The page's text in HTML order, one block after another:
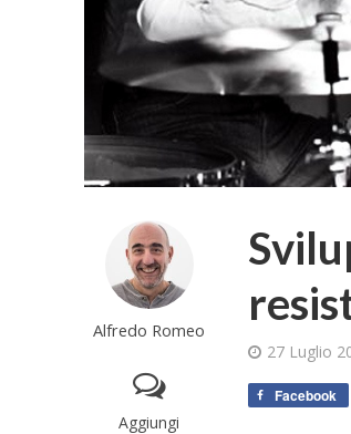
Alfredo Romeo
Aggiungi
27 Luglio
Facebook